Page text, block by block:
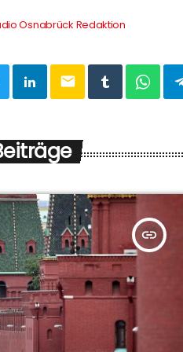
Osnabrück Redaktion
email
insert_link